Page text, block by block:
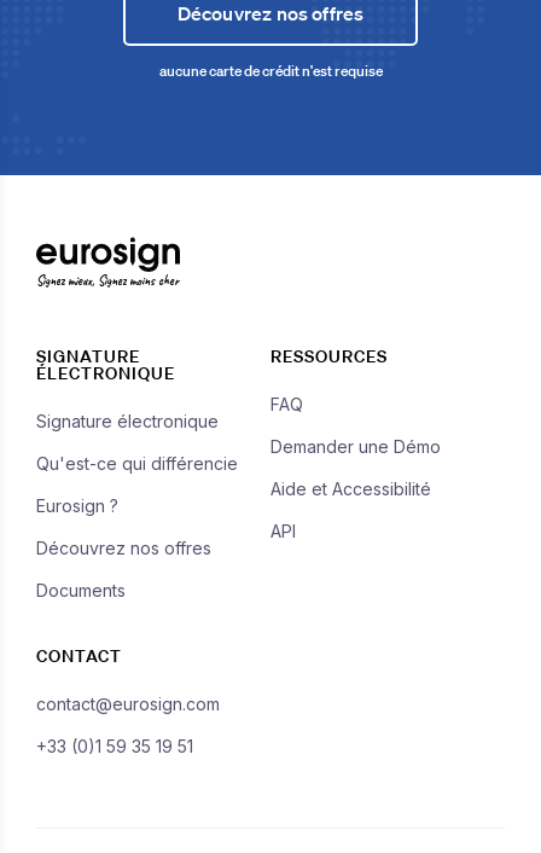
Découvrez nos offres
aucune carte de crédit n'est requise
Signez mieux, Signez moins cher
SIGNATURE
ÉLECTRONIQUE
Signature électronique
Qu'est-ce qui différencie
Eurosign ?
Découvrez nos offres
Documents
RESSOURCES
FAQ
Demander une Démo
Aide et Accessibilité
API
CONTACT
contact@eurosign.com
+33 (0)1 59 35 19 51